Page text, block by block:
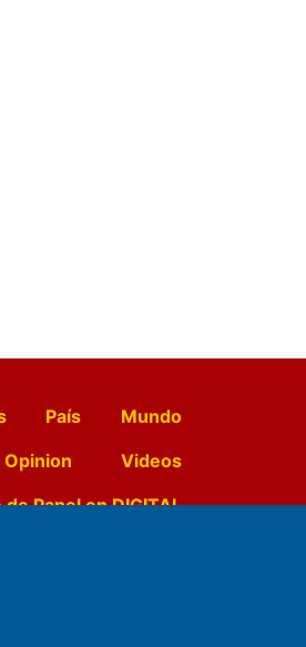
País
Mundo
Opinion
Videos
de Papel en DIGITAL